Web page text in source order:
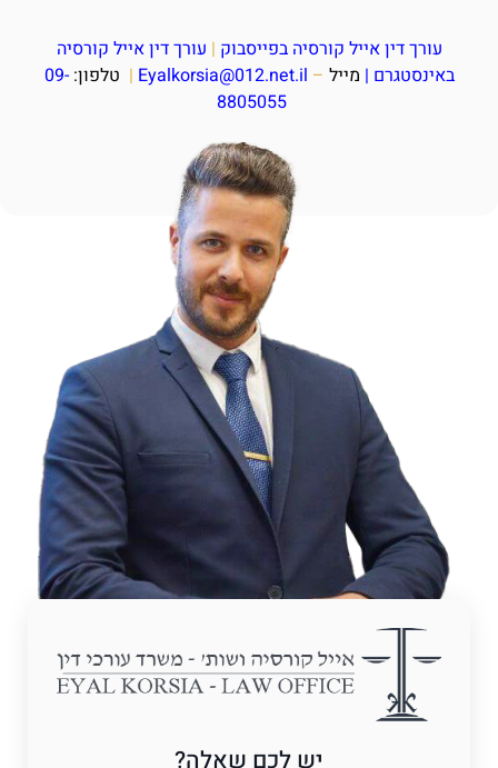
עורך דין אייל קורסיה בפייסבוק | עורך דין אייל קורסיה
באינסטגרם | מייל –
Eyalkorsia@012.net.il
| טלפון: 09-
8805055
יש לכם שאלה?